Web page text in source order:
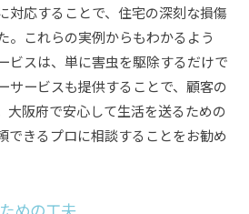
対応することで、住宅の深刻な損傷
。これらの実例からもわかるよう
ビスは、単に害虫を駆除するだけで
サービスも提供することで、顧客の
大阪府で安心して生活を送るための
できるプロに相談することをお勧め